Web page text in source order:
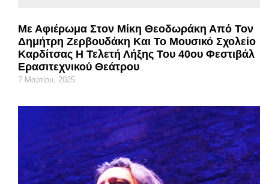
Με Αφιέρωμα Στον Μίκη Θεοδωράκη Από Τον
Δημήτρη Ζερβουδάκη Και Το Μουσικό Σχολείο
Καρδίτσας Η Τελετή Λήξης Του 40ου Φεστιβάλ
Ερασιτεχνικού Θεάτρου
7 Μαρτίου, 2025